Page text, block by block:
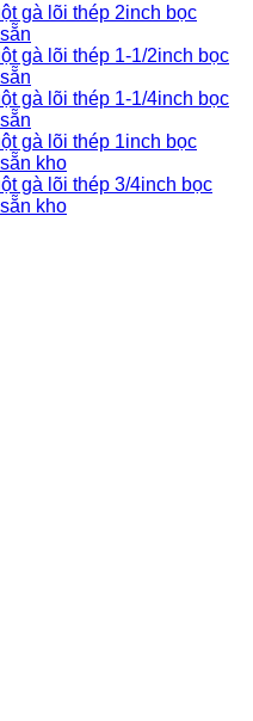
gà lõi thép 2inch bọc
gà lõi thép 1-1/2inch bọc
gà lõi thép 1-1/4inch bọc
gà lõi thép 1inch bọc
kho
gà lõi thép 3/4inch bọc
kho